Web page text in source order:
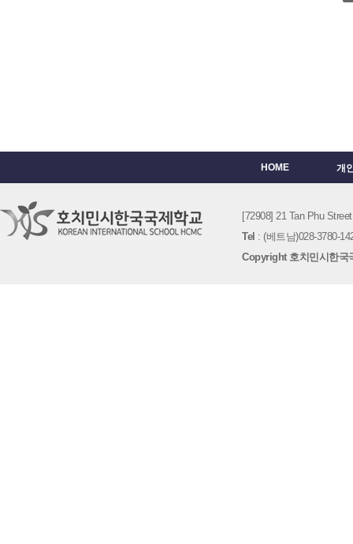
HOME 개
[72908] 21 Tan Phu
Tel : (베트남)028-3780-
Copyright 호치민시한국